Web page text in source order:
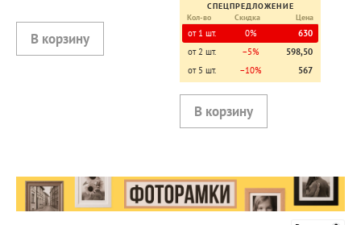
СПЕЦПРЕДЛОЖЕНИЕ
Кол-во
Скидка Цена
от 1 шт. 0%
630
от 2 шт.
−5%
598,50
от 5 шт.
−10% 567